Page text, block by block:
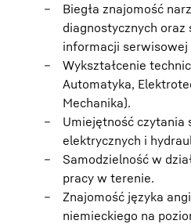
Biegła znajomość
diagnostycznych oraz
informacji serwisowej
Wykształcenie
Automatyka,
Mechanika).
Umiejętność czytania
elektrycznych i
Samodzielność w
pracy w terenie.
Znajomość języka
niemieckiego na